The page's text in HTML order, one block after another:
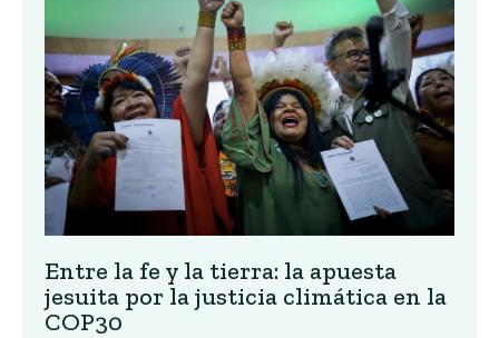
Entre la fe y la tierra: la apuesta
jesuita por la justicia climática en la
COP30